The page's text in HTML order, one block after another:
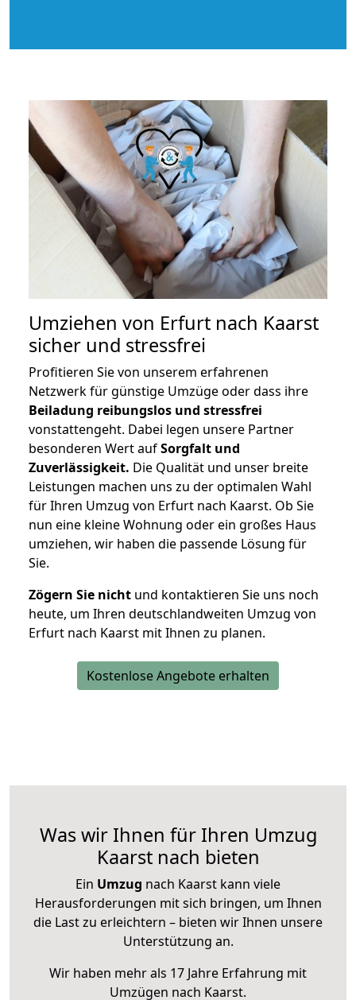
Umziehen von Erfurt nach Kaarst
sicher und stressfrei
Profitieren Sie von unserem erfahrenen
Netzwerk für günstige Umzüge oder dass ihre
Beiladung reibungslos und stressfrei
vonstattengeht. Dabei legen unsere Partner
besonderen Wert aufSorgfalt und
Zuverlässigkeit. Die Qualität und unser breite
Leistungen machen uns zu der optimalen Wahl
für Ihren Umzug von Erfurt nach Kaarst. Ob Sie
nun eine kleine Wohnung oder ein großes Haus
umziehen, wir haben die passende Lösung für
Sie.
Zögern Sie nicht und kontaktieren Sie uns noch
heute, um Ihren deutschlandweiten Umzug von
Erfurt nach Kaarst mit Ihnen zu planen.
Kostenlose Angebote erhalten
Was wir Ihnen für Ihren Umzug
Kaarst nach bieten
Ein Umzug nach Kaarst kann viele
Herausforderungen mit sich bringen, um Ihnen
die Last zu erleichtern – bieten wir Ihnen unsere
Unterstützung an.
Wir haben mehr als 17 Jahre Erfahrung mit
Umzügen nach Kaarst.